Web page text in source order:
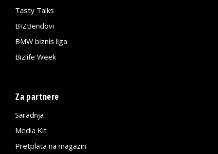
Tasty Talks
BIZBendovi
BMW biznis liga
Bizlife Week
Za partnere
Saradnja
Media Kit
Pretplata na magazin